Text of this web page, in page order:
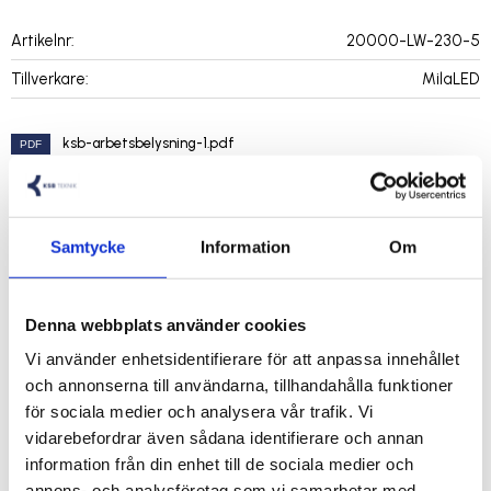
Samtycke Information Om
Denna webbplats använder cookies
Vi använder enhetsidentifierare för att anpassa innehållet
och annonserna till användarna, tillhandahålla funktioner
för sociala medier och analysera vår trafik. Vi
vidarebefordrar även sådana identifierare och annan
information från din enhet till de sociala medier och
Artikelnr
20000-LW-230-5
Tillverkare
MilaLED
ksb-arbetsbelysning-1.pdf
Visa alla produkter från MilaLED
10w/m
230V
900lm/m
6000 Kelvin
Höjd: 7mm
Operating temperature: -30°C - 50°C